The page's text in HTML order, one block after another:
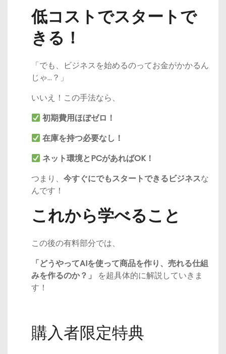
低コストでスタートで
きる！
「でも、ビジネスを始めるのってお金がかかるん
じゃ…？」
いいえ！この手法なら、
初期費用ほぼゼロ！
在庫を持つ必要なし！
ネット環境とPCがあればOK！
つまり、 今すぐにでもスタートできるビジネスな
んです！
これから学べること
この後の有料部分では、
「どうやってAIを使って商品を作り、売れる仕組
みを作るのか？」
を超具体的に解説していきま
す！
購入者限定特典